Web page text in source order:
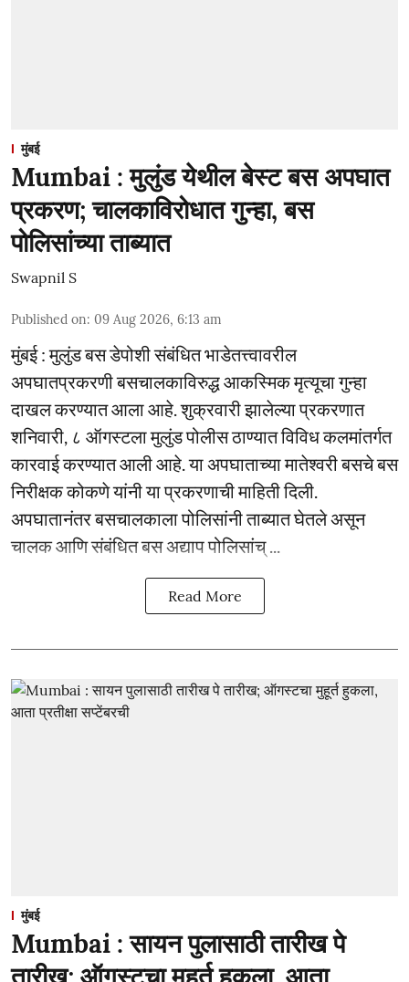
मुंबई
Mumbai : मुलुंड येथील बेस्ट बस अपघात
प्रकरण; चालकाविरोधात गुन्हा, बस
पोलिसांच्या ताब्यात
Swapnil S
Published on: 09 Aug 2026, 6:13 am
मुंबई : मुलुंड बस डेपोशी संबंधित भाडेतत्त्वावरील
अपघातप्रकरणी बसचालकाविरुद्ध आकस्मिक मृत्यूचा गुन्हा
दाखल करण्यात आला आहे. शुक्रवारी झालेल्या प्रकरणात
शनिवारी, ८ ऑगस्टला मुलुंड पोलीस ठाण्यात विविध कलमांतर्गत
कारवाई करण्यात आली आहे. या अपघाताच्या मातेश्वरी बसचे बस
निरीक्षक कोकणे यांनी या प्रकरणाची माहिती दिली.
अपघातानंतर बसचालकाला पोलिसांनी ताब्यात घेतले असून
चालक आणि संबंधित बस अद्याप पोलिसांच् ...
Read More
मुंबई
Mumbai : सायन पुलासाठी तारीख पे